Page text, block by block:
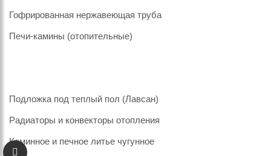
Гофрированная нержавеющая труба
Печи-камины (отопительные)
Подложка под теплый пол (Лавсан)
Радиаторы и конвекторы отопления
Каминное и печное литье чугунное